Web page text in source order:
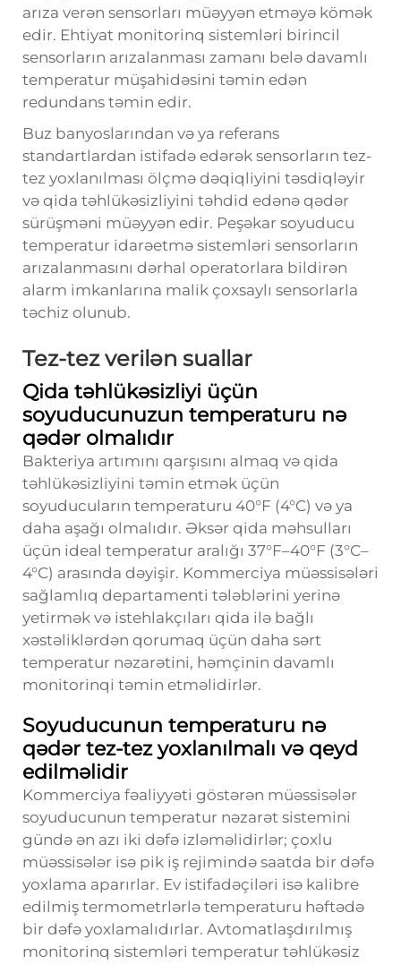
arıza verən sensorları müəyyən etməyə kömək
edir. Ehtiyat monitorinq sistemləri birincil
sensorların arızalanması zamanı belə davamlı
temperatur müşahidəsini təmin edən
redundans təmin edir.
Buz banyoslarından və ya referans
standartlardan istifadə edərək sensorların tez-
tez yoxlanılması ölçmə dəqiqliyini təsdiqləyir
və qida təhlükəsizliyini təhdid edənə qədər
sürüşməni müəyyən edir. Peşəkar soyuducu
temperatur idarəetmə sistemləri sensorların
arızalanmasını dərhal operatorlara bildirən
alarm imkanlarına malik çoxsaylı sensorlarla
təchiz olunub.
Tez-tez verilən suallar
Qida təhlükəsizliyi üçün
soyuducunuzun temperaturu nə
qədər olmalıdır
Bakteriya artımını qarşısını almaq və qida
təhlükəsizliyini təmin etmək üçün
soyuducuların temperaturu 40°F (4°C) və ya
daha aşağı olmalıdır. Əksər qida məhsulları
üçün ideal temperatur aralığı 37°F–40°F (3°C–
4°C) arasında dəyişir. Kommerciya müəssisələri
sağlamlıq departamenti tələblərini yerinə
yetirmək və istehlakçıları qida ilə bağlı
xəstəliklərdən qorumaq üçün daha sərt
temperatur nəzarətini, həmçinin davamlı
monitorinqi təmin etməlidirlər.
Soyuducunun temperaturu nə
qədər tez-tez yoxlanılmalı və qeyd
edilməlidir
Kommerciya fəaliyyəti göstərən müəssisələr
soyuducunun temperatur nəzarət sistemini
gündə ən azı iki dəfə izləməlidirlər; çoxlu
müəssisələr isə pik iş rejimində saatda bir dəfə
yoxlama aparırlar. Ev istifadəçiləri isə kalibre
edilmiş termometrlərlə temperaturu həftədə
bir dəfə yoxlamalıdırlar. Avtomatlaşdırılmış
monitorinq sistemləri temperatur təhlükəsiz